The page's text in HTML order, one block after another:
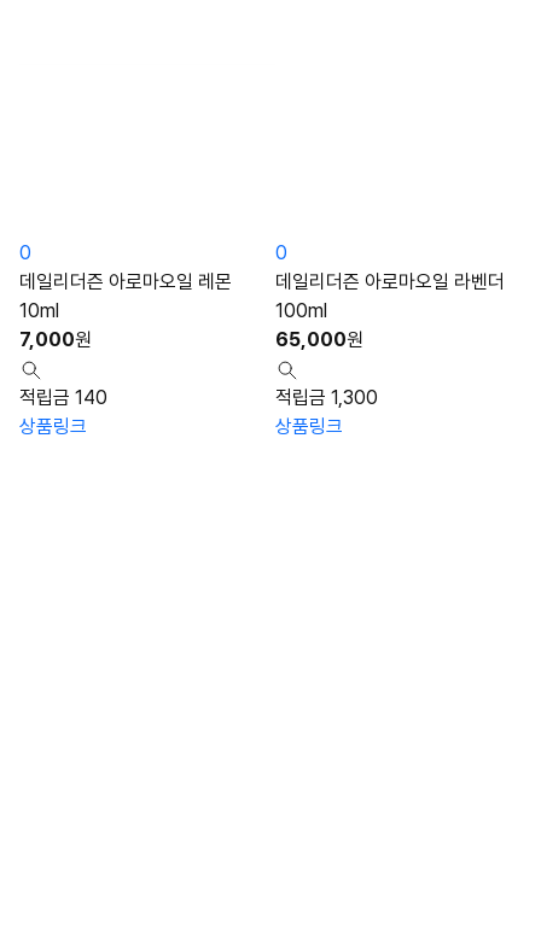
0
데일리더즌 아로마오일 레몬
10ml
7,000원
적립금 140
상품링크
0
데일리더즌 아로마오일 라벤더
100ml
65,000원
적립금 1,300
상품링크